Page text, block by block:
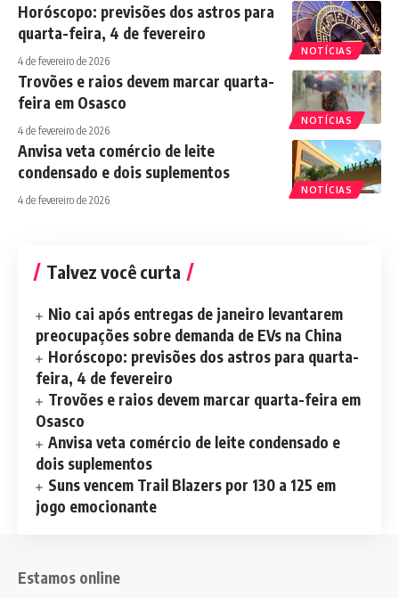
NOTÍCIAS
Horóscopo: previsões dos astros para
quarta-feira, 4 de fevereiro
4 de fevereiro de 2026
NOTÍCIAS
Trovões e raios devem marcar quarta-
feira em Osasco
4 de fevereiro de 2026
NOTÍCIAS
Anvisa veta comércio de leite
condensado e dois suplementos
4 de fevereiro de 2026
Talvez você curta
Nio cai após entregas de janeiro levantarem
preocupações sobre demanda de EVs na China
Horóscopo: previsões dos astros para quarta-
feira, 4 de fevereiro
Trovões e raios devem marcar quarta-feira em
Osasco
Anvisa veta comércio de leite condensado e
dois suplementos
Suns vencem Trail Blazers por 130 a 125 em
jogo emocionante
Estamos online